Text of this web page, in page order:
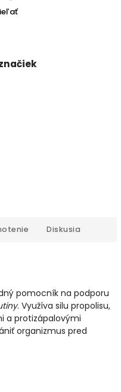
Diskusia
pomocník na podporu
. Využíva silu propolisu,
a protizápalovými
organizmus pred